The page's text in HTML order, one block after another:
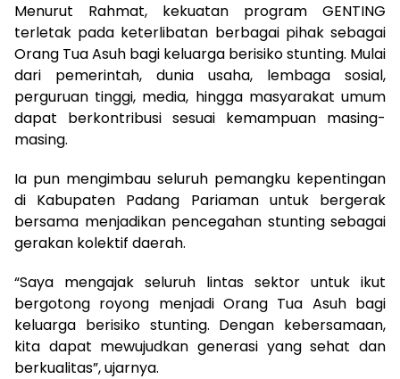
‎Menurut Rahmat, kekuatan program GENTING
terletak pada keterlibatan berbagai pihak sebagai
Orang Tua Asuh bagi keluarga berisiko stunting. Mulai
dari pemerintah, dunia usaha, lembaga sosial,
perguruan tinggi, media, hingga masyarakat umum
dapat berkontribusi sesuai kemampuan masing-
masing.
‎Ia pun mengimbau seluruh pemangku kepentingan
di Kabupaten Padang Pariaman untuk bergerak
bersama menjadikan pencegahan stunting sebagai
gerakan kolektif daerah.
‎“Saya mengajak seluruh lintas sektor untuk ikut
bergotong royong menjadi Orang Tua Asuh bagi
keluarga berisiko stunting. Dengan kebersamaan,
kita dapat mewujudkan generasi yang sehat dan
berkualitas”, ujarnya.